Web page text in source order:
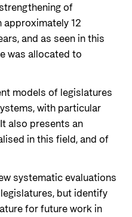
of
12
and as seen in this
was allocated to
models of legislatures
with particular
also presents an
in this field, and of
systematic evaluations
but identify
for future work in